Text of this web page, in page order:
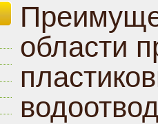
области